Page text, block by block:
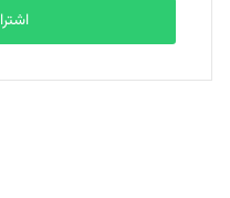
بابک نقاش
تحریریه